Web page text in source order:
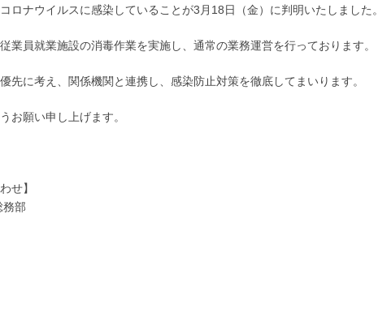
ロナウイルスに感染していることが3月18日（金）に判明いたしました。
業員就業施設の消毒作業を実施し、通常の業務運営を行っております。
先に考え、関係機関と連携し、感染防止対策を徹底してまいります。
お願い申し上げます。
せ】
務部